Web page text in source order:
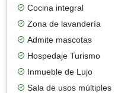
Cocina integral
Zona de lavandería
Admite mascotas
Hospedaje Turismo
Inmueble de Lujo
Sala de usos múltiples